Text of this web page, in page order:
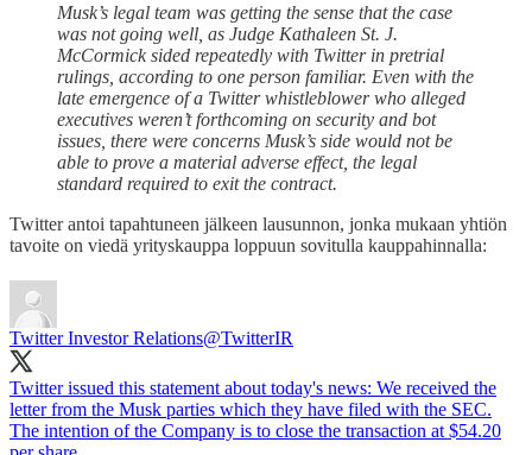
Musk’s legal team was getting the sense that the case
was not going well, as Judge Kathaleen St. J.
McCormick sided repeatedly with Twitter in pretrial
rulings, according to one person familiar. Even with the
late emergence of a Twitter whistleblower who alleged
executives weren’t forthcoming on security and bot
issues, there were concerns Musk’s side would not be
able to prove a material adverse effect, the legal
standard required to exit the contract.
Twitter antoi tapahtuneen jälkeen lausunnon, jonka mukaan yhtiön
tavoite on viedä yrityskauppa loppuun sovitulla kauppahinnalla:
Twitter Investor Relations@TwitterIR
Twitter issued this statement about today's news: We received the
letter from the Musk parties which they have filed with the SEC.
The intention of the Company is to close the transaction at $54.20